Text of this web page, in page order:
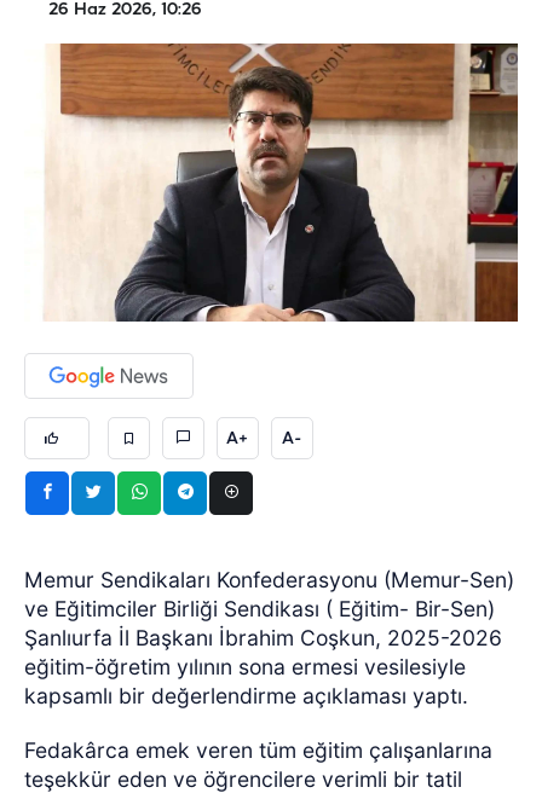
26 Haz 2026, 10:26
A+ A-
Memur Sendikaları Konfederasyonu (Memur-Sen)
ve Eğitimciler Birliği Sendikası ( Eğitim- Bir-Sen)
Şanlıurfa İl Başkanı İbrahim Coşkun, 2025-2026
eğitim-öğretim yılının sona ermesi vesilesiyle
kapsamlı bir değerlendirme açıklaması yaptı.
Fedakârca emek veren tüm eğitim çalışanlarına
teşekkür eden ve öğrencilere verimli bir tatil